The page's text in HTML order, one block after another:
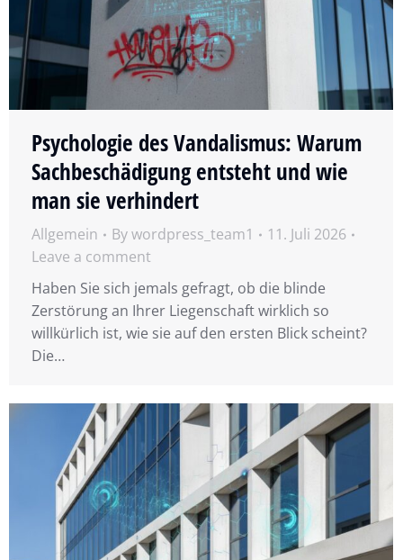
Psychologie des Vandalismus: Warum
Sachbeschädigung entsteht und wie
man sie verhindert
Allgemein Bywordpress_team1
11. Juli 2026
Leave a comment
Haben Sie sich jemals gefragt, ob die blinde
Zerstörung an Ihrer Liegenschaft wirklich so
willkürlich ist, wie sie auf den ersten Blick scheint?
Die…